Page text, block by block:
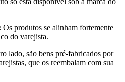
Os produtos se alinham fortemente
do varejista.
lado, são bens pré-fabricados por
que os reembalam com sua